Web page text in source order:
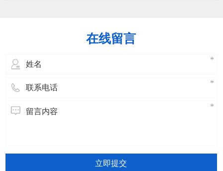
并不是所有产品都需要刨坑，一般客户指
定要求刨坑，才用的上刨坑 3、折弯：
在线留言
立即提交